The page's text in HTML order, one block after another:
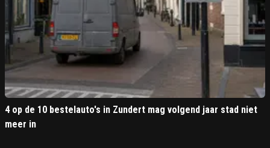
4 op de 10 bestelauto's in Zundert mag volgend jaar stad niet
meer in